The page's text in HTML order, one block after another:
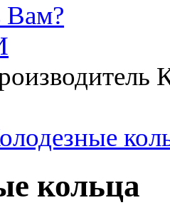
Вам?
кольца